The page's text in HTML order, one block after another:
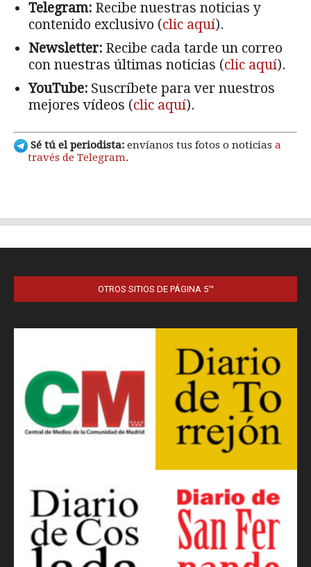
OTROS SITIOS DE PÁGINA 5™